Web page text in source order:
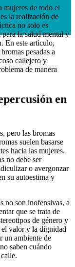
mujeres de todo el
la realización de
no solo es
la salud mental y
En este artículo,
pesadas a
callejero y
de manera
en
pero las bromas
suelen basarse
hacia las mujeres.
no debe ser
o avergonzar
su autoestima y
no son inofensivas, a
que se trata de
de género y
valor y la dignidad
un ambiente de
saben cuándo